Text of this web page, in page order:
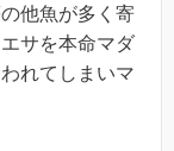
他魚が多く寄
サを本命マダ
れてしまいマ